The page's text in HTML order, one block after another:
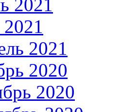
2021
2021
2020
2020